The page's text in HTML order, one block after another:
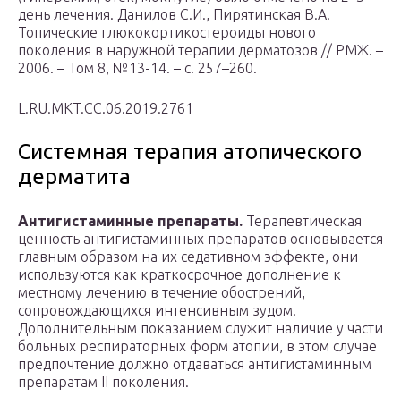
день лечения. Данилов С.И., Пирятинская В.А.
Топические глюкокортикостероиды нового
поколения в наружной терапии дерматозов // РМЖ. –
2006. – Том 8, №13-14. – с. 257–260.
L.RU.MKT.CC.06.2019.2761
Системная терапия атопического
дерматита
Антигистаминные препараты. Терапевтическая
ценность антигистаминных препаратов основывается
главным образом на их седативном эффекте, они
используются как краткосрочное дополнение к
местному лечению в течение обострений,
сопровождающихся интенсивным зудом.
Дополнительным показанием служит наличие у части
больных респираторных форм атопии, в этом случае
предпочтение должно отдаваться антигистаминным
препаратам II поколения.